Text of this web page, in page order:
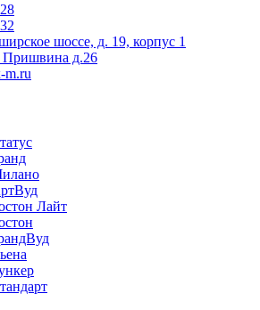
шоссе, д. 19, корпус 1
Пришвина д.26
m.ru
Лайт